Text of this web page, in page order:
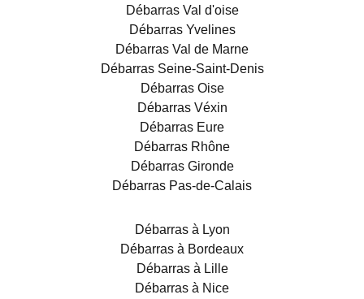
Débarras Val d'oise
Débarras Yvelines
Débarras Val de Marne
Débarras Seine-Saint-Denis
Débarras Oise
Débarras Véxin
Débarras Eure
Débarras Rhône
Débarras Gironde
Débarras Pas-de-Calais
Débarras à Lyon
Débarras à Bordeaux
Débarras à Lille
Débarras à Nice